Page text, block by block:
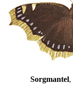
Sorgmantel,